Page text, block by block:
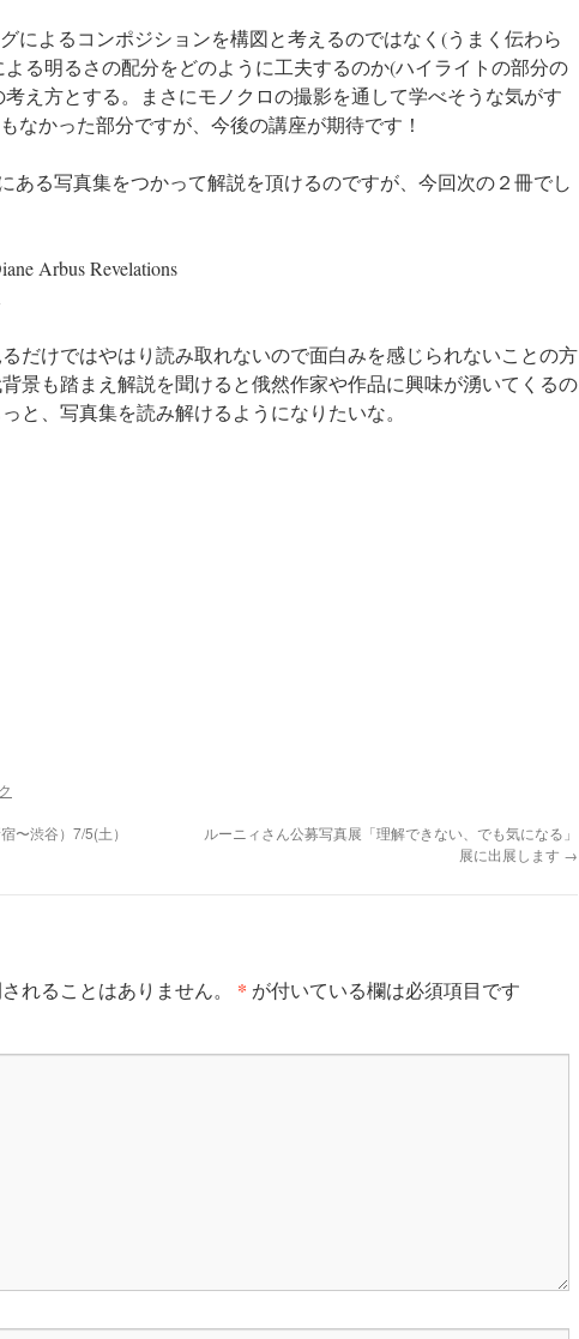
によるコンポジションを構図と考えるのではなく(うまく伝わら
る明るさの配分をどのように工夫するのか(ハイライトの部分の
え方とする。まさにモノクロの撮影を通して学べそうな気がす
なかった部分ですが、今後の講座が期待です！
ある写真集をつかって解説を頂けるのですが、今回次の２冊でし
Arbus Revelations
だけではやはり読み取れないので面白みを感じられないことの方
景も踏まえ解説を聞けると俄然作家や作品に興味が湧いてくるの
と、写真集を読み解けるようになりたいな。
〜渋谷）7/5(土）
ルーニィさん公募写真展「理解できない、でも気になる」
展に出展します →
れることはありません。 * が付いている欄は必須項目です